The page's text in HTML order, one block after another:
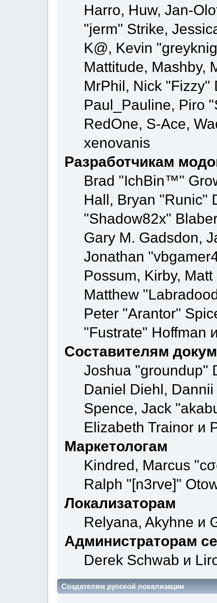
Harro, Huw, Jan-
"jerm" Strike,
K@, Kevin
Mattitude, Mashby,
MrPhil, Nick "Fizzy"
Paul_Pauline, Piro
RedOne, S-Ace,
xenovanis
Разработчикам
Brad "IchBin™"
Hall, Bryan "Runic"
"Shadow82x"
Gary M. Gadsdon,
Jonathan
Possum, Kirby,
Matthew
Peter "Arantor"
"Fustrate" Hoffman
Составителям
Joshua "groundup"
Daniel Diehl,
Spence, Jack
Elizabeth Trainor и
Маркетологам
Kindred, Marcus
Ralph "[n3rve]"
Локализаторам
Relyana, Akyhne и
Администраторам
Derek Schwab и
Создателям русской локализации